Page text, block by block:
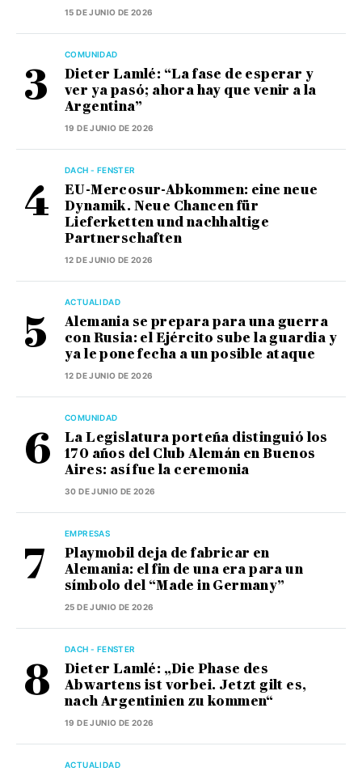
15 DE JUNIO DE 2026
COMUNIDAD
Dieter Lamlé: “La fase de esperar y
ver ya pasó; ahora hay que venir a la
Argentina”
19 DE JUNIO DE 2026
DACH - FENSTER
EU-Mercosur-Abkommen: eine neue
Dynamik. Neue Chancen für
Lieferketten und nachhaltige
Partnerschaften
12 DE JUNIO DE 2026
ACTUALIDAD
Alemania se prepara para una guerra
con Rusia: el Ejército sube la guardia y
ya le pone fecha a un posible ataque
12 DE JUNIO DE 2026
COMUNIDAD
La Legislatura porteña distinguió los
170 años del Club Alemán en Buenos
Aires: así fue la ceremonia
30 DE JUNIO DE 2026
EMPRESAS
Playmobil deja de fabricar en
Alemania: el fin de una era para un
símbolo del “Made in Germany”
25 DE JUNIO DE 2026
DACH - FENSTER
Dieter Lamlé: „Die Phase des
Abwartens ist vorbei. Jetzt gilt es,
nach Argentinien zu kommen“
19 DE JUNIO DE 2026
ACTUALIDAD